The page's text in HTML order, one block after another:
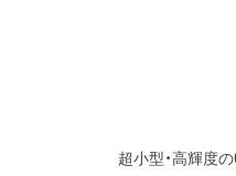
超小型・高輝度